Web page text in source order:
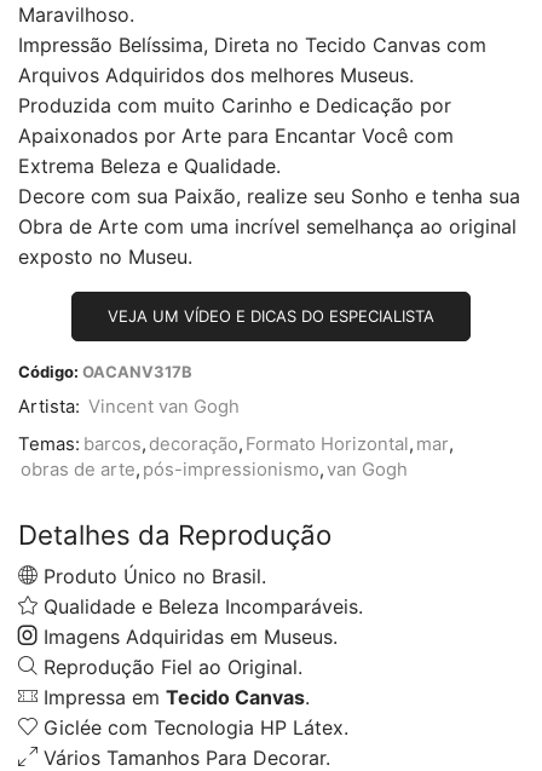
Maravilhoso.
Impressão Belíssima, Direta no Tecido Canvas com
Arquivos Adquiridos dos melhores Museus.
Produzida com muito Carinho e Dedicação por
Apaixonados por Arte para Encantar Você com
Extrema Beleza e Qualidade.
Decore com sua Paixão, realize seu Sonho e tenha sua
Obra de Arte com uma incrível semelhança ao original
exposto no Museu.
VEJA UM VÍDEO E DICAS DO ESPECIALISTA
Código: OACANV317B
Artista: Vincent van Gogh
Temas: barcos, decoração, Formato Horizontal, mar,
obras de arte, pós-impressionismo,van Gogh
Detalhes da Reprodução
Produto Único no Brasil.
Qualidade e Beleza Incomparáveis.
Imagens Adquiridas em Museus.
Reprodução Fiel ao Original.
Impressa em Tecido Canvas.
Giclée com Tecnologia HP Látex.
Vários Tamanhos Para Decorar.